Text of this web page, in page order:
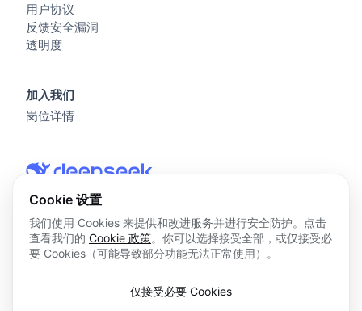
© 2026 杭州深度求索人工智能基础技术研究有限公司 版权所
浙ICP备2023025841号
用户协议
反馈安全漏洞
透明度
加入我们
岗位详情
Cookie 设置
我们使用 Cookies 来提供和改进服务并进行安全防护。点击
查看我们的 Cookie 政策。你可以选择接受全部，或仅接受必
要 Cookies（可能导致部分功能无法正常使用）。
仅接受必要 Cookies